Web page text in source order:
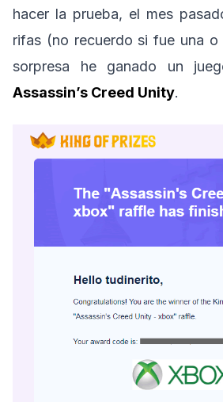
hacer la prueba, el mes
rifas (no recuerdo si fue una o
sorpresa he ganado un
Assassin’s Creed Unity.